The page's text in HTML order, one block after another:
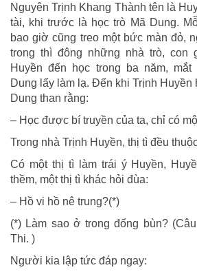
Nguyên Trịnh Khang Thành tên là
tài, khi trước là học trò Mã Dung.
bao giờ cũng treo một bức màn đỏ,
trong thì đông những nhà trò, con
Huyền đến học trong ba năm, mắt
Dung lấy làm lạ. Đến khi Trịnh Huyền
Dung than rằng:
– Học được bí truyền của ta, chỉ có
Trong nhà Trịnh Huyền, thị tì đều
Có một thị tì làm trái ý Huyền,
thềm, một thị tì khác hỏi đùa:
– Hồ vi hồ nê trung?(*)
(*) Làm sao ở trong đống bùn?
Thi. )
Người kia lập tức đáp ngay: